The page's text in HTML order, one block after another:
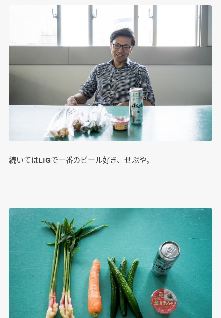
続いてはLIGで一番のビール好き、せぶや。